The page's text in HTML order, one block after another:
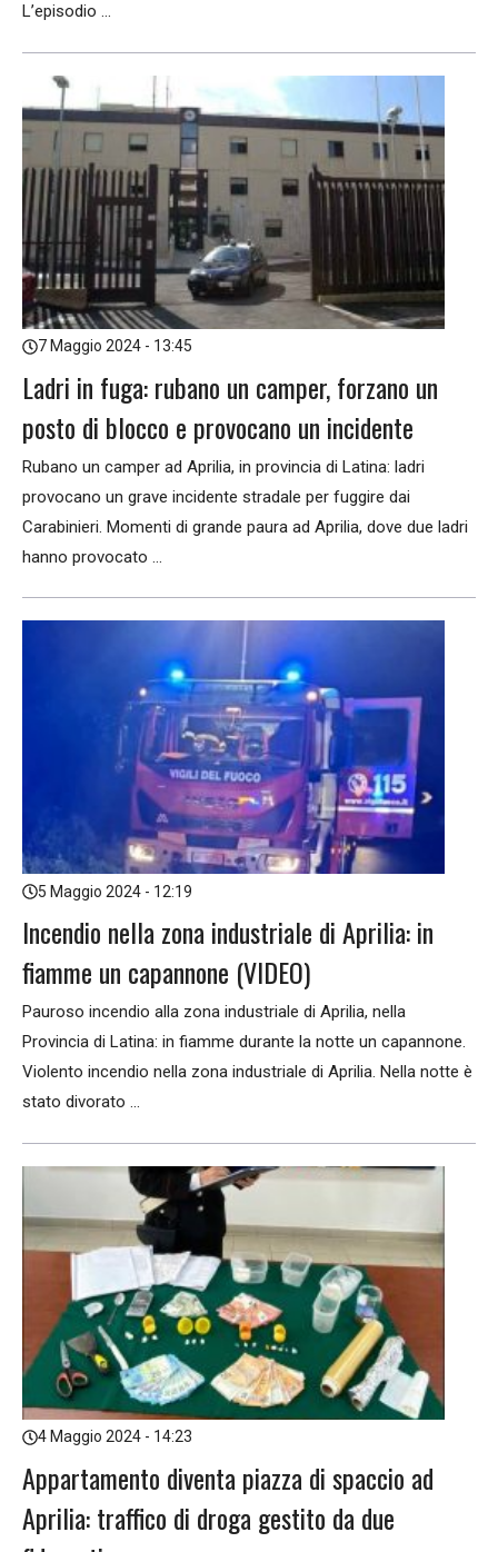
L’episodio ...
7 Maggio 2024 - 13:45
Ladri in fuga: rubano un camper, forzano un
posto di blocco e provocano un incidente
Rubano un camper ad Aprilia, in provincia di Latina: ladri
provocano un grave incidente stradale per fuggire dai
Carabinieri. Momenti di grande paura ad Aprilia, dove due ladri
hanno provocato ...
5 Maggio 2024 - 12:19
Incendio nella zona industriale di Aprilia: in
fiamme un capannone (VIDEO)
Pauroso incendio alla zona industriale di Aprilia, nella
Provincia di Latina: in fiamme durante la notte un capannone.
Violento incendio nella zona industriale di Aprilia. Nella notte è
stato divorato ...
4 Maggio 2024 - 14:23
Appartamento diventa piazza di spaccio ad
Aprilia: traffico di droga gestito da due